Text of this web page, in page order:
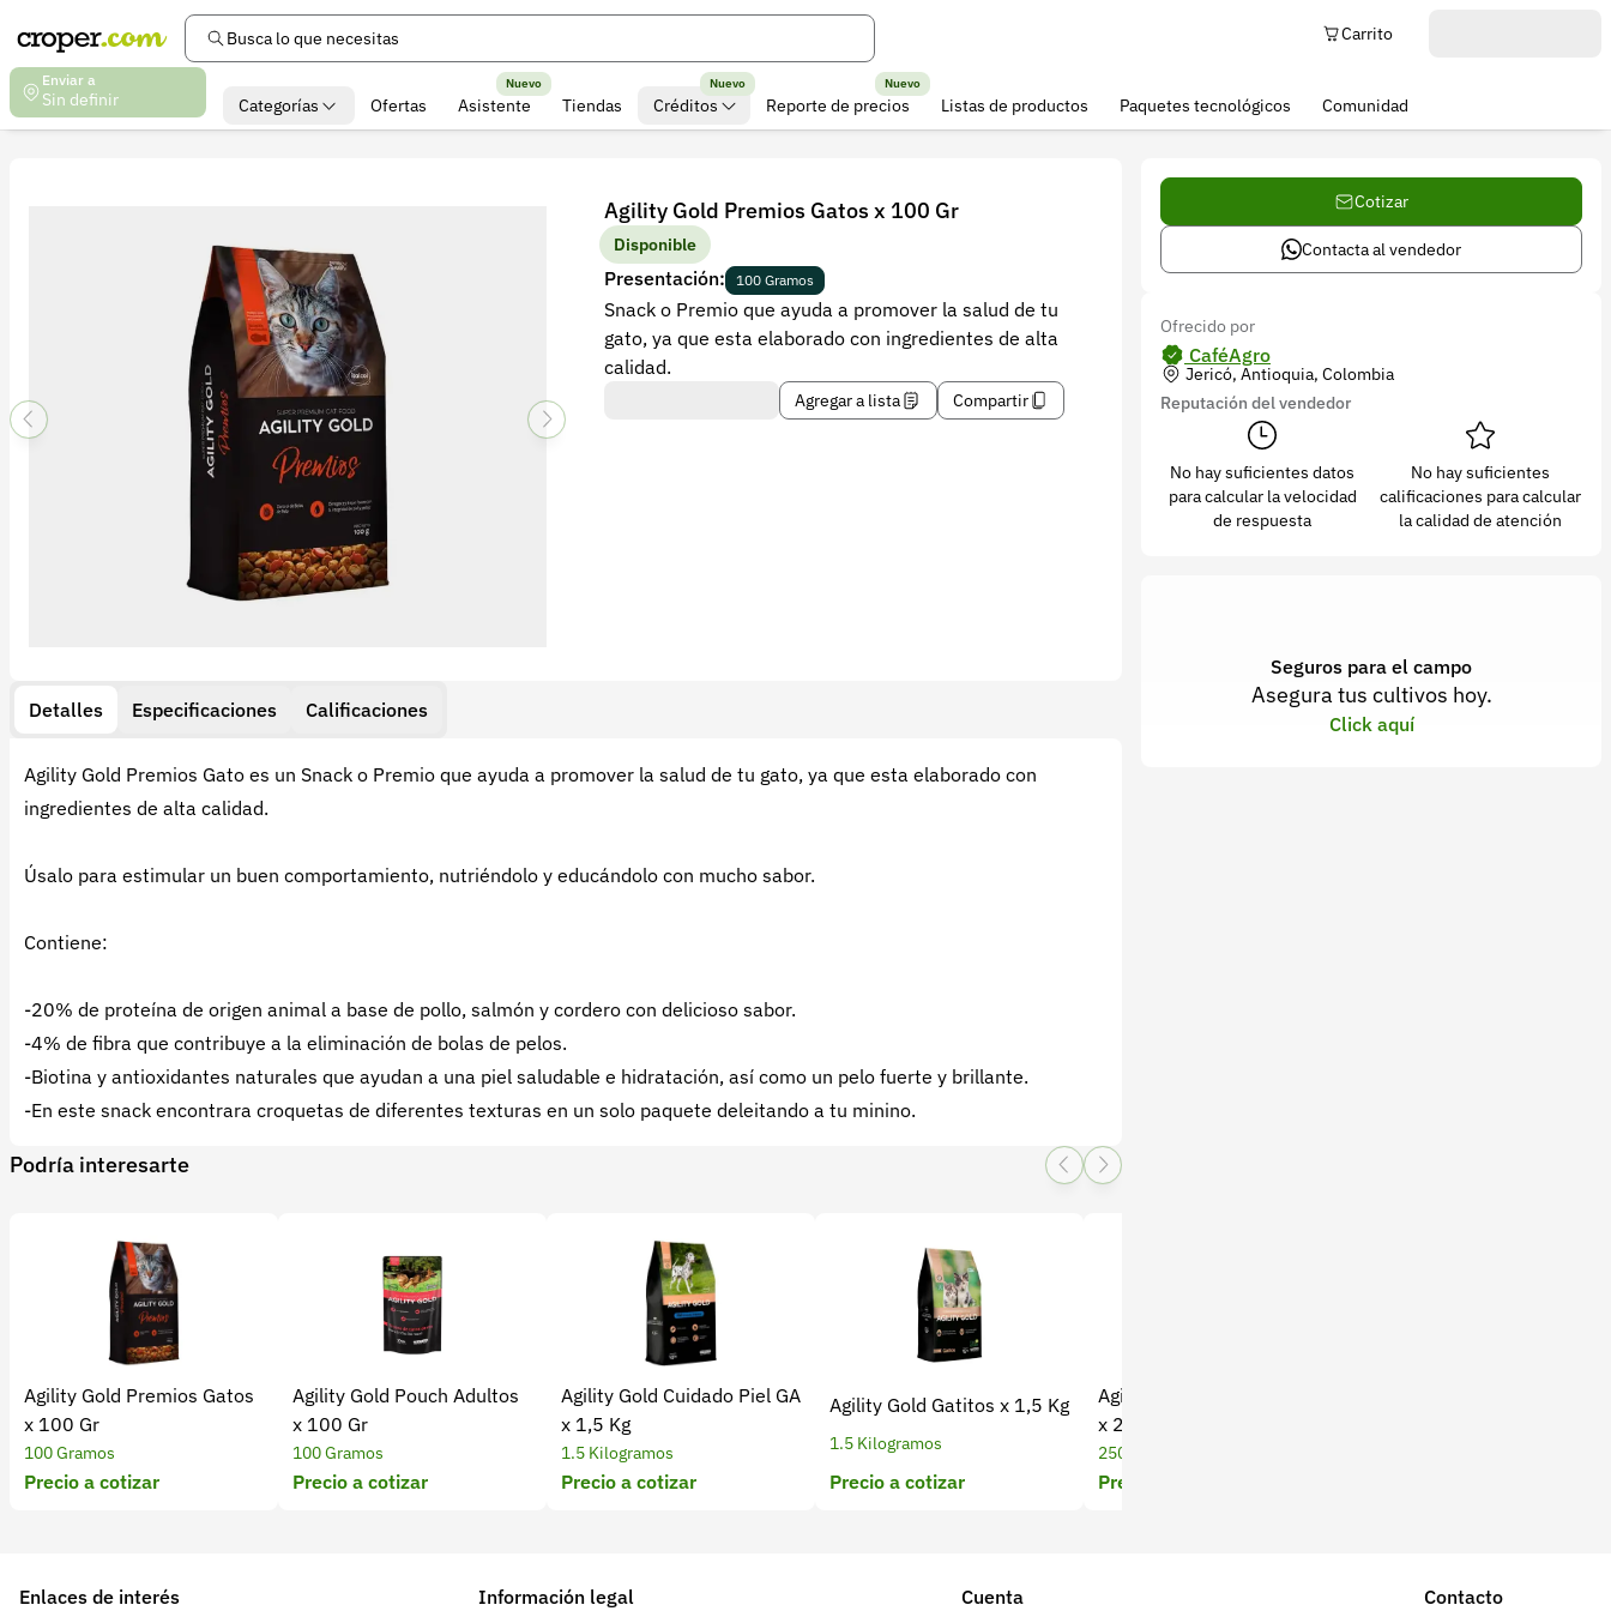
Busca lo que necesitas
Enviar a
Sin definir
Carrito
Categorías Ofertas Asistente
Nuevo
Tiendas Créditos
Nuevo
Reporte de precios
Nuevo
Listas de productos Paquetes tecnológicos Comunidad
Agility Gold Premios Gatos x 100 Gr
Disponible
Presentación: 100 Gramos
Snack o Premio que ayuda a promover la salud de tu
gato, ya que esta elaborado con ingredientes de alta
calidad.
Agregar a lista Compartir
Detalles Especificaciones Calificaciones
Agility Gold Premios Gato es un Snack o Premio que ayuda a promover la salud de tu gato, ya que esta elaborado con
ingredientes de alta calidad.
Úsalo para estimular un buen comportamiento, nutriéndolo y educándolo con mucho sabor.
Contiene:
-20% de proteína de origen animal a base de pollo, salmón y cordero con delicioso sabor.
-4% de fibra que contribuye a la eliminación de bolas de pelos.
-Biotina y antioxidantes naturales que ayudan a una piel saludable e hidratación, así como un pelo fuerte y brillante.
-En este snack encontrara croquetas de diferentes texturas en un solo paquete deleitando a tu minino.
Podría interesarte
Agility Gold Premios Gatos
x 100 Gr
100 Gramos
Precio a cotizar
Agility Gold Pouch Adultos
x 100 Gr
100 Gramos
Precio a cotizar
Agility Gold Cuidado Piel GA
x 1,5 Kg
1.5 Kilogramos
Precio a cotizar
Agility Gold Gatitos x 1,5 Kg
1.5 Kilogramos
Precio a cotizar
Agility Gold Premios Perros
x 250 Gr
250 Gramos
Precio a cotizar
Cotizar
Contacta al vendedor
Ofrecido por
CaféAgro
Jericó, Antioquia, Colombia
Reputación del vendedor
No hay suficientes datos
para calcular la velocidad
de respuesta
No hay suficientes
calificaciones para calcular
la calidad de atención
Seguros para el campo
Asegura tus cultivos hoy.
Click aquí
Enlaces de interés Información legal Cuenta Contacto